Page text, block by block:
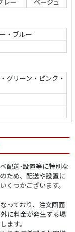
レー ベージュ
・ブルー
グリーン・ピンク・
配送･設置等に特別な
ため、配送や設置に
くつかございます。
なっており、注文画面
に料金が発生する場
ます。